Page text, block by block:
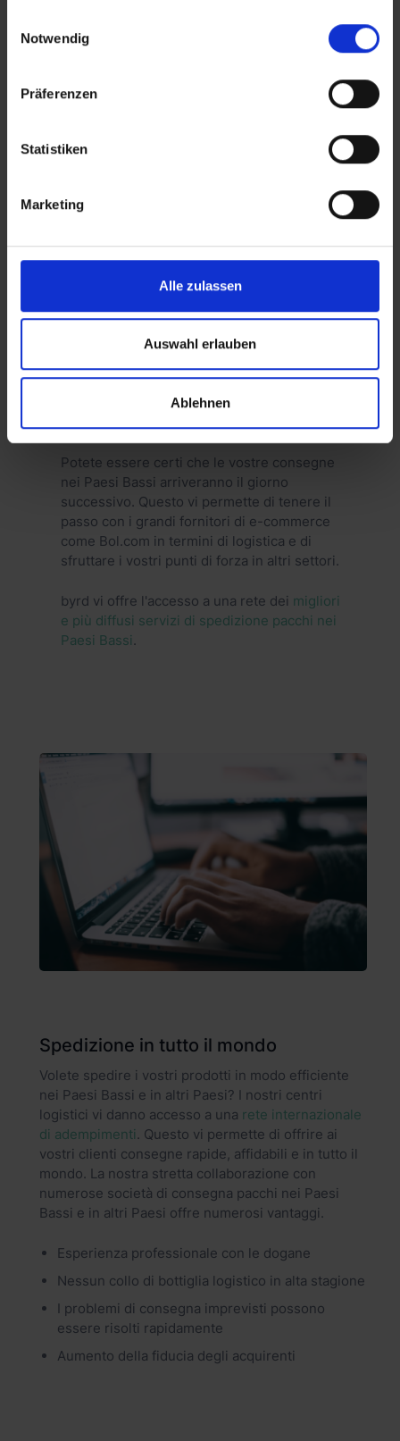
Notwendig
Präferenzen
Statistiken
Marketing
Alle zulassen
Auswahl erlauben
Ablehnen
Che cosa è importante per voi e per i vostri
clienti quando si tratta di spedizioni?
Partiamo dal presupposto che affidabilità,
velocità e prezzi equi sono tra le vostre
priorità. Se è così, siete nel posto giusto.
Naturalmente, sarebbe ideale se questi
processi fossero anche il più possibile
rispettosi dell'ambiente. È così? Fantastico!
Potete essere certi che le vostre consegne
nei Paesi Bassi arriveranno il giorno
successivo. Questo vi permette di tenere il
passo con i grandi fornitori di e-commerce
come Bol.com in termini di logistica e di
sfruttare i vostri punti di forza in altri settori.
byrd vi offre l'accesso a una rete dei migliori
e più diffusi servizi di spedizione pacchi nei
Paesi Bassi.
Spedizione in tutto il mondo
Volete spedire i vostri prodotti in modo efficiente
nei Paesi Bassi e in altri Paesi? I nostri centri
logistici vi danno accesso a una rete internazionale
di adempimenti. Questo vi permette di offrire ai
vostri clienti consegne rapide, affidabili e in tutto il
mondo. La nostra stretta collaborazione con
numerose società di consegna pacchi nei Paesi
Bassi e in altri Paesi offre numerosi vantaggi.
Esperienza professionale con le dogane
Nessun collo di bottiglia logistico in alta stagione
I problemi di consegna imprevisti possono
essere risolti rapidamente
Aumento della fiducia degli acquirenti